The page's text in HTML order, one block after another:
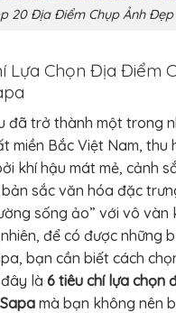
20 Địa Điểm Chụp Ảnh
Lựa Chọn Địa Điểm
đã trở thành một trong
miền Bắc Việt Nam, thu
khí hậu mát mẻ, cảnh
sắc văn hóa đặc
sống ảo” với vô vàn
để có được những
bạn cần biết cách
là 6 tiêu chí lựa chọn
mà bạn không nên